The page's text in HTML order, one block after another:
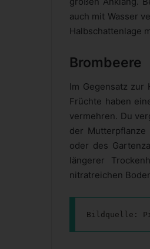
auch mit Wasser
Halbschattenlage
Brombeere
Im Gegensatz
Früchte haben
vermehren. Du
der
oder des
längerer
nitratreichen
Bildquelle: